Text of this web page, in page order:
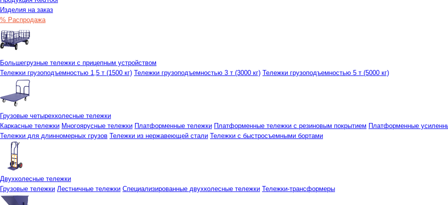
Изделия на заказ
% Распродажа
Большегрузные тележки с прицепным устройством
Тележки грузоподъемностью 1,5 т (1500 кг) Тележки грузоподъемностью 3 т (3000 кг) Тележки грузоподъемностью 5 т (5000 кг)
Грузовые четырехколесные тележки
Каркасные тележки Многоярусные тележки Платформенные тележки Платформенные тележки с резиновым покрытием Платформенные
Тележки для длинномерных грузов Тележки из нержавеющей стали Тележки с быстросъемными бортами
Двухколесные тележки
Грузовые тележки Лестничные тележки Специализированные двухколесные тележки Тележки-трансформеры